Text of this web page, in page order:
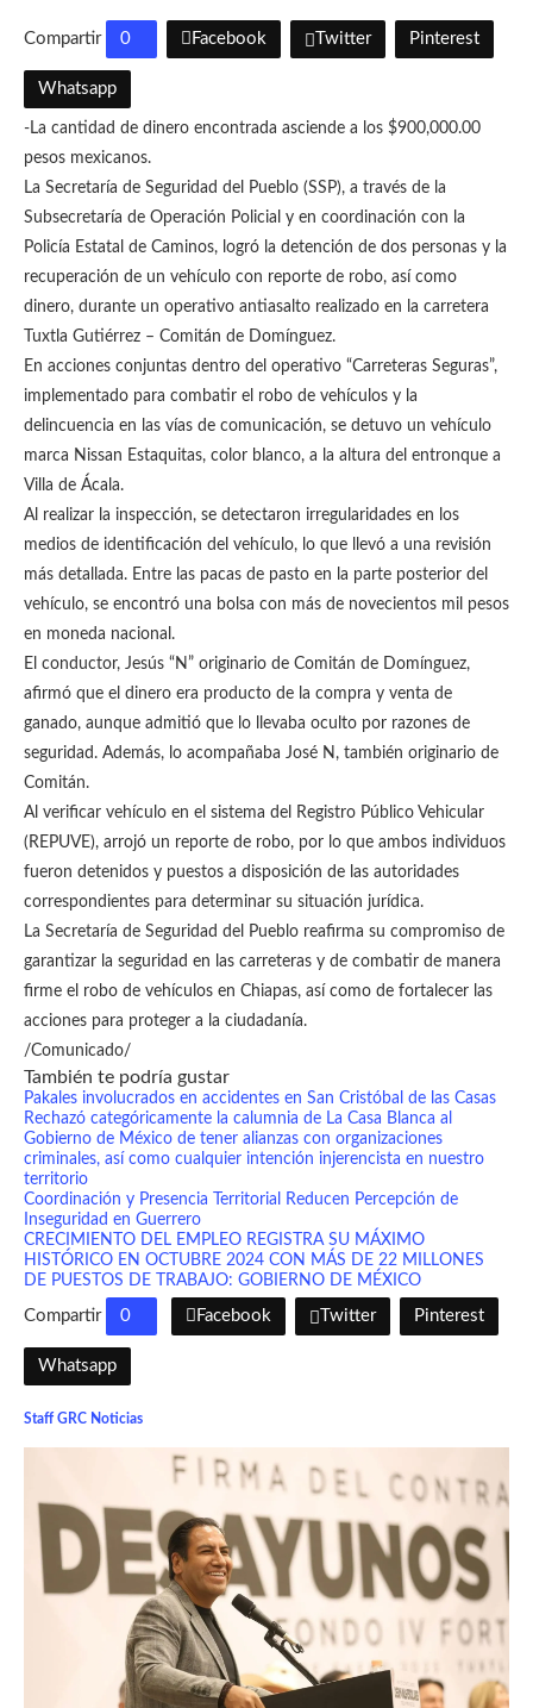
Compartir 0 Facebook Twitter Pinterest
Whatsapp
-La cantidad de dinero encontrada asciende a los $900,000.00
pesos mexicanos.
La Secretaría de Seguridad del Pueblo (SSP), a través de la
Subsecretaría de Operación Policial y en coordinación con la
Policía Estatal de Caminos, logró la detención de dos personas y la
recuperación de un vehículo con reporte de robo, así como
dinero, durante un operativo antiasalto realizado en la carretera
Tuxtla Gutiérrez – Comitán de Domínguez.
En acciones conjuntas dentro del operativo “Carreteras Seguras”,
implementado para combatir el robo de vehículos y la
delincuencia en las vías de comunicación, se detuvo un vehículo
marca Nissan Estaquitas, color blanco, a la altura del entronque a
Villa de Ácala.
Al realizar la inspección, se detectaron irregularidades en los
medios de identificación del vehículo, lo que llevó a una revisión
más detallada. Entre las pacas de pasto en la parte posterior del
vehículo, se encontró una bolsa con más de novecientos mil pesos
en moneda nacional.
El conductor, Jesús “N” originario de Comitán de Domínguez,
afirmó que el dinero era producto de la compra y venta de
ganado, aunque admitió que lo llevaba oculto por razones de
seguridad. Además, lo acompañaba José N, también originario de
Comitán.
Al verificar vehículo en el sistema del Registro Público Vehicular
(REPUVE), arrojó un reporte de robo, por lo que ambos individuos
fueron detenidos y puestos a disposición de las autoridades
correspondientes para determinar su situación jurídica.
La Secretaría de Seguridad del Pueblo reafirma su compromiso de
garantizar la seguridad en las carreteras y de combatir de manera
firme el robo de vehículos en Chiapas, así como de fortalecer las
acciones para proteger a la ciudadanía.
/Comunicado/
También te podría gustar
Pakales involucrados en accidentes en San Cristóbal de las Casas
Rechazó categóricamente la calumnia de La Casa Blanca al
Gobierno de México de tener alianzas con organizaciones
criminales, así como cualquier intención injerencista en nuestro
territorio
Coordinación y Presencia Territorial Reducen Percepción de
Inseguridad en Guerrero
CRECIMIENTO DEL EMPLEO REGISTRA SU MÁXIMO
HISTÓRICO EN OCTUBRE 2024 CON MÁS DE 22 MILLONES
DE PUESTOS DE TRABAJO: GOBIERNO DE MÉXICO
Compartir 0 Facebook Twitter Pinterest
Whatsapp
Staff GRC Noticias